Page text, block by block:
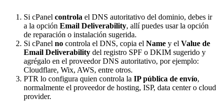
Si cPanel controla el DNS autoritativo del dominio, debes ir
a la opción Email Deliverability, allí puedes usar la opción
de reparación o instalación sugerida.
Si cPanel no controla el DNS, copia el Name y el Value de
Email Deliverability del registro SPF o DKIM sugerido y
agrégalo en el proveedor DNS autoritativo, por ejemplo:
Cloudflare, Wix, AWS, entre otros.
PTR lo configura quien controla la IP pública de envío,
normalmente el proveedor de hosting, ISP, data center o cloud
provider.